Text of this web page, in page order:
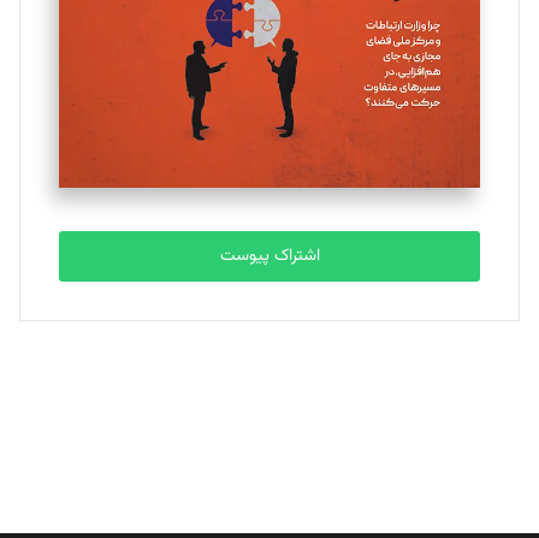
ملینا جعفری
تحریریه
مصطفی مسجدی آرانی
تحریریه
بابک نقاش
تحریریه
اشتراک پیوست